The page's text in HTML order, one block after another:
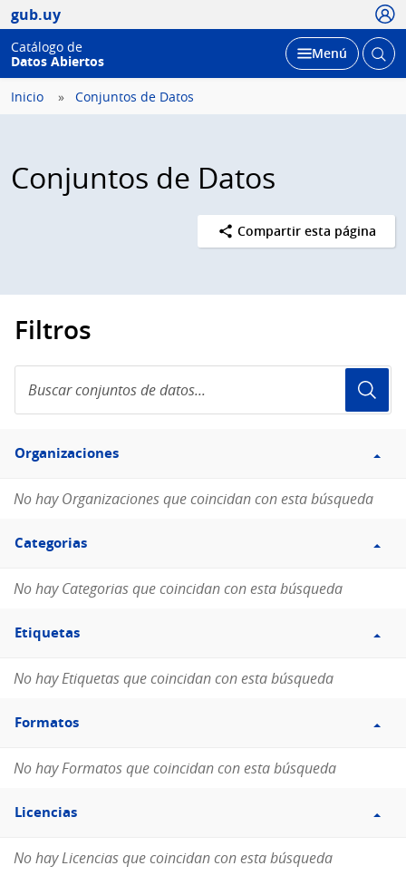
gub.uy
Catálogo de
Datos Abiertos
Desplegar
Menú Abrir
Inicio Conjuntos de Datos
Conjuntos de Datos
Compartir esta página
Filtros
conjuntos
de
Filtro
Organizaciones
Organizaciones
No hay Organizaciones que coincidan con esta búsqueda
Filtro
Categorias
Categorias
No hay Categorias que coincidan con esta búsqueda
Filtro
Etiquetas
Etiquetas
No hay Etiquetas que coincidan con esta búsqueda
Filtro
Formatos
Formatos
No hay Formatos que coincidan con esta búsqueda
Filtro
Licencias
Licencias
No hay Licencias que coincidan con esta búsqueda